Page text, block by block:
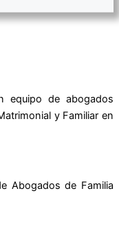
equipo de abogados
y Familiar en
Abogados de Familia